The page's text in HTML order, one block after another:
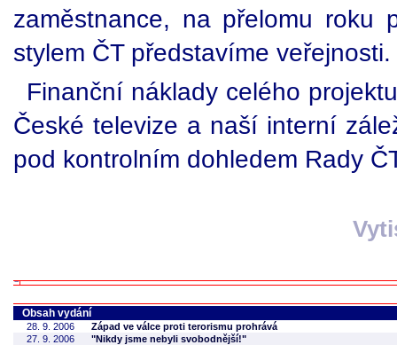
zaměstnance, na přelomu roku
stylem ČT představíme veřejnosti.
Finanční náklady celého
České televize a naší interní
pod kontrolním dohledem Rady
Obsah vydání
28. 9. 2006
Západ ve válce proti terorismu prohrává
27. 9. 2006
"Nikdy jsme nebyli svobodnější!"